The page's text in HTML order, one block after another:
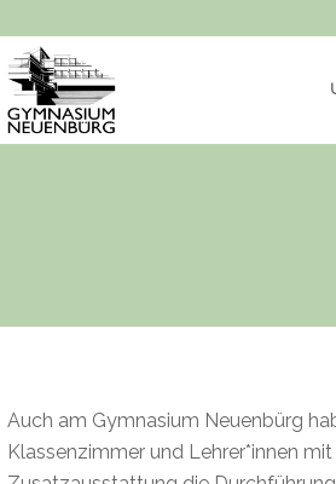
Auch am Gymnasium Neuenbürg
Klassenzimmer und Lehrer*innen